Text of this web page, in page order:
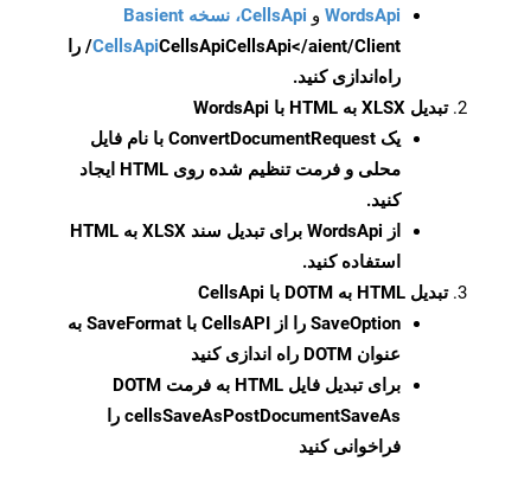
WordsApi و CellsApi، نسخه Basient
CellsApiCellsApi
CellsApi</aient/Client/ را
راه‌اندازی کنید.
تبدیل XLSX به HTML با WordsApi
یک ConvertDocumentRequest با نام فایل
محلی و فرمت تنظیم شده روی HTML ایجاد
کنید.
از WordsApi برای تبدیل سند XLSX به HTML
استفاده کنید.
تبدیل HTML به DOTM با CellsApi
SaveOption
را از CellsAPI با SaveFormat به
عنوان DOTM راه اندازی کنید
برای تبدیل فایل HTML به فرمت
DOTM
cellsSaveAsPostDocumentSaveAs را
فراخوانی کنید